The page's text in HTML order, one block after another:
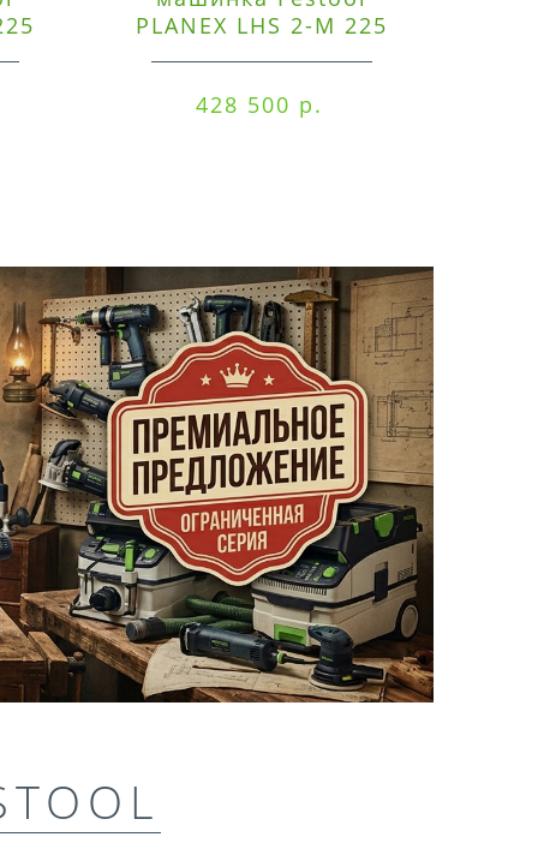
PLANEX LHS 2-M 225
428 500 р.